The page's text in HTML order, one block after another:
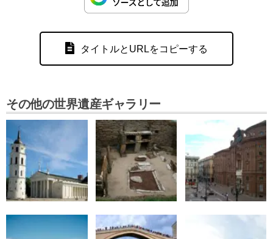
タイトルとURLをコピーする
その他の世界遺産ギャラリー